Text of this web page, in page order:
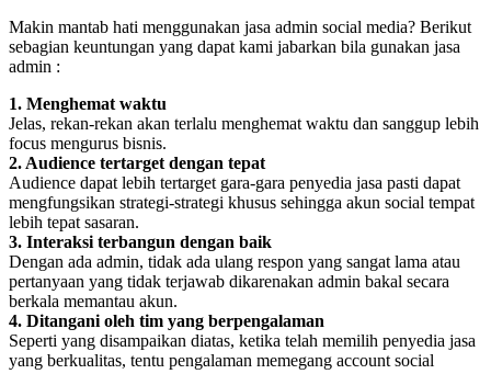
Makin mantab hati menggunakan jasa admin social media? Berikut
sebagian keuntungan yang dapat kami jabarkan bila gunakan jasa
admin :
1. Menghemat waktu
Jelas, rekan-rekan akan terlalu menghemat waktu dan sanggup lebih
focus mengurus bisnis.
2. Audience tertarget dengan tepat
Audience dapat lebih tertarget gara-gara penyedia jasa pasti dapat
mengfungsikan strategi-strategi khusus sehingga akun social tempat
lebih tepat sasaran.
3. Interaksi terbangun dengan baik
Dengan ada admin, tidak ada ulang respon yang sangat lama atau
pertanyaan yang tidak terjawab dikarenakan admin bakal secara
berkala memantau akun.
4. Ditangani oleh tim yang berpengalaman
Seperti yang disampaikan diatas, ketika telah memilih penyedia jasa
yang berkualitas, tentu pengalaman memegang account social